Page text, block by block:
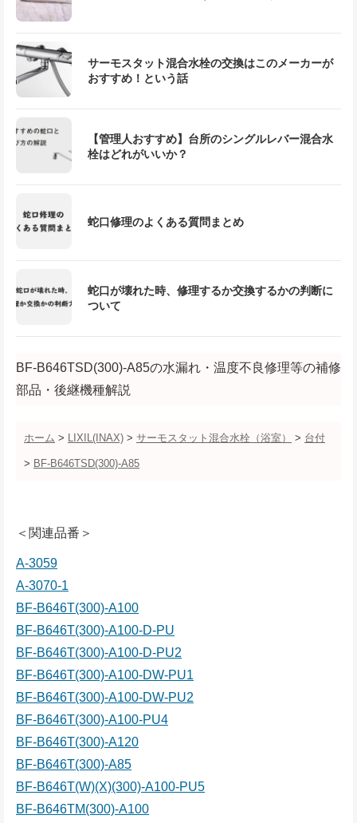
サーモスタット混合水栓の交換はこのメーカーが
おすすめ！という話
【管理人おすすめ】台所のシングルレバー混合水
栓はどれがいいか？
蛇口修理のよくある質問まとめ
蛇口が壊れた時、修理するか交換するかの判断に
ついて
BF-B646TSD(300)-A85の水漏れ・温度不良修理等の補修
部品・後継機種解説
ホーム > LIXIL(INAX) > サーモスタット混合水栓（浴室） > 台付
> BF-B646TSD(300)-A85
＜関連品番＞
A-3059
A-3070-1
BF-B646T(300)-A100
BF-B646T(300)-A100-D-PU
BF-B646T(300)-A100-D-PU2
BF-B646T(300)-A100-DW-PU1
BF-B646T(300)-A100-DW-PU2
BF-B646T(300)-A100-PU4
BF-B646T(300)-A120
BF-B646T(300)-A85
BF-B646T(W)(X)(300)-A100-PU5
BF-B646TM(300)-A100